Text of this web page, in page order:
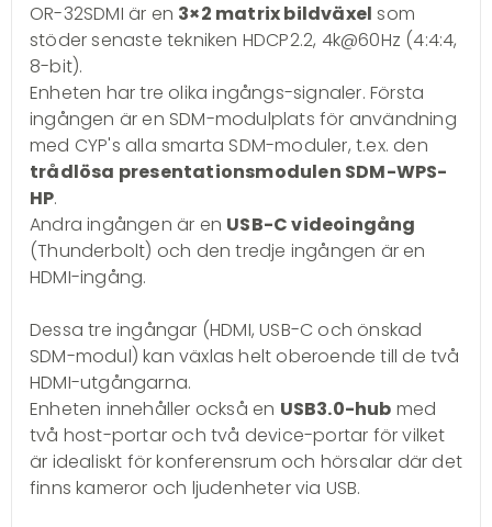
OR-32SDMI är en 3×2 matrix bildväxel som
stöder senaste tekniken HDCP2.2, 4k@60Hz (4:4:4,
8-bit).
Enheten har tre olika ingångs-signaler. Första
ingången är en SDM-modulplats för användning
med CYP's alla smarta SDM-moduler, t.ex. den
trådlösa presentationsmodulen SDM-WPS-
HP.
Andra ingången är en USB-C videoingång
(Thunderbolt) och den tredje ingången är en
HDMI-ingång.
Dessa tre ingångar (HDMI, USB-C och önskad
SDM-modul) kan växlas helt oberoende till de två
HDMI-utgångarna.
Enheten innehåller också en USB3.0-hub med
två host-portar och två device-portar för vilket
är idealiskt för konferensrum och hörsalar där det
finns kameror och ljudenheter via USB.